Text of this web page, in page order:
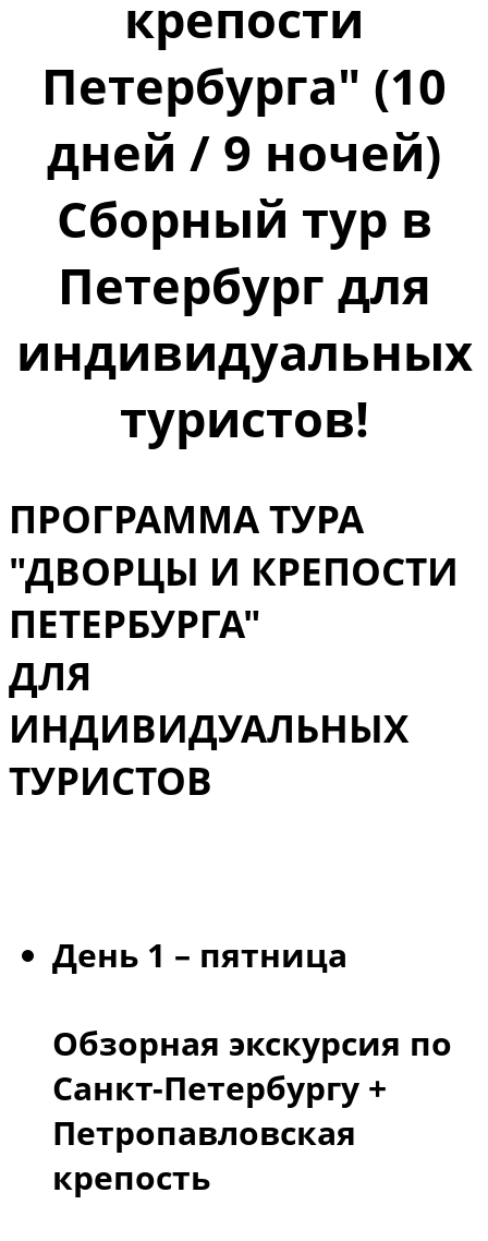
крепости
Петербурга" (10
дней / 9 ночей)
Сборный тур в
Петербург для
индивидуальных
туристов!
ПРОГРАММА ТУРА
"ДВОРЦЫ И КРЕПОСТИ
ПЕТЕРБУРГА"
ДЛЯ
ИНДИВИДУАЛЬНЫХ
ТУРИСТОВ
День 1 – пятница
Обзорная экскурсия по
Санкт-Петербургу +
Петропавловская
крепость